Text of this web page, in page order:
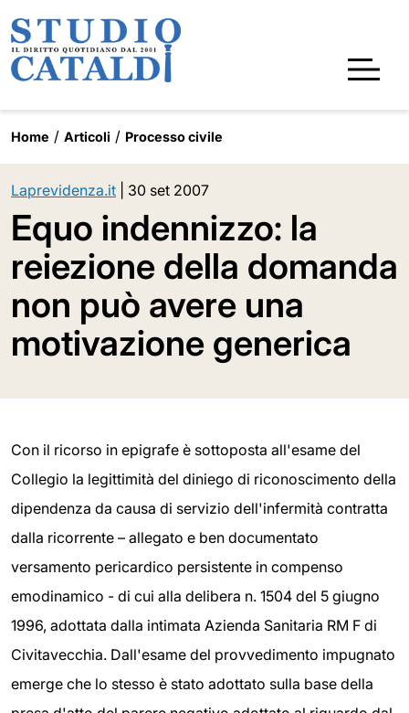
Home Articoli Processo civile
Laprevidenza.it 30 set 2007
Equo indennizzo: la
reiezione della domanda
non può avere una
motivazione generica
Con il ricorso in epigrafe è sottoposta all'esame del
Collegio la legittimità del diniego di riconoscimento della
dipendenza da causa di servizio dell'infermità contratta
dalla ricorrente – allegato e ben documentato
versamento pericardico persistente in compenso
emodinamico - di cui alla delibera n. 1504 del 5 giugno
1996, adottata dalla intimata Azienda Sanitaria RM F di
Civitavecchia. Dall'esame del provvedimento impugnato
emerge che lo stesso è stato adottato sulla base della